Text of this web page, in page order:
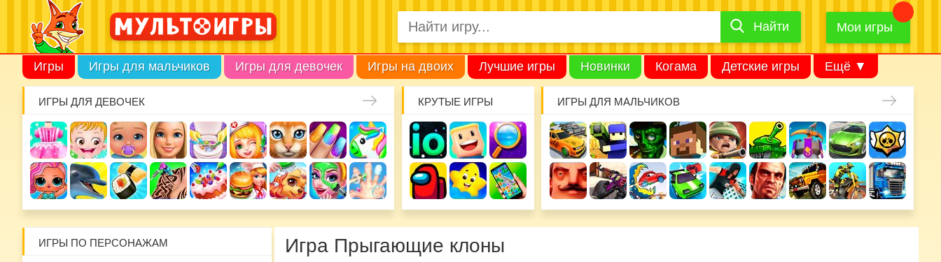
Найти
Найти Мои игры
Игры Игры для мальчиков Игры для девочек Игры на двоих Лучшие игры Новинки Когама Детские игры Ещё ▼
ИГРЫ ДЛЯ ДЕВОЧЕК КРУТЫЕ ИГРЫ ИГРЫ ДЛЯ МАЛЬЧИКОВ
ИГРЫ ПО ПЕРСОНАЖАМ Игра Прыгающие клоны